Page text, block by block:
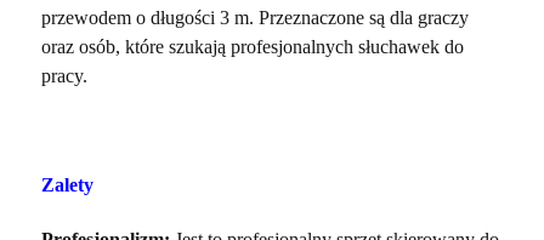
przewodem o długości 3 m. Przeznaczone są dla graczy
oraz osób, które szukają profesjonalnych słuchawek do
pracy.
Zalety